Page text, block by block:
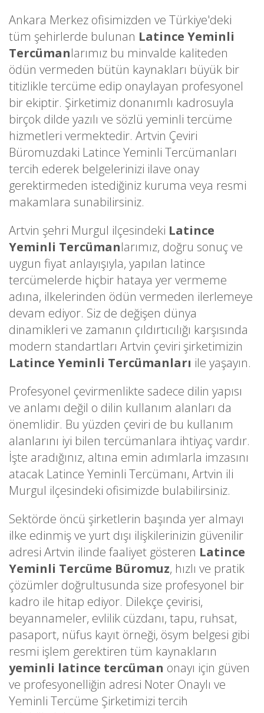
Ankara Merkez ofisimizden ve Türkiye'deki
tüm şehirlerde bulunan Latince Yeminli
Tercümanlarımız bu minvalde kaliteden
ödün vermeden bütün kaynakları büyük bir
titizlikle tercüme edip onaylayan profesyonel
bir ekiptir. Şirketimiz donanımlı kadrosuyla
birçok dilde yazılı ve sözlü yeminli tercüme
hizmetleri vermektedir. Artvin Çeviri
Büromuzdaki Latince Yeminli Tercümanları
tercih ederek belgelerinizi ilave onay
gerektirmeden istediğiniz kuruma veya resmi
makamlara sunabilirsiniz.
Artvin şehri Murgul ilçesindeki Latince
Yeminli Tercümanlarımız, doğru sonuç ve
uygun fiyat anlayışıyla, yapılan latince
tercümelerde hiçbir hataya yer vermeme
adına, ilkelerinden ödün vermeden ilerlemeye
devam ediyor. Siz de değişen dünya
dinamikleri ve zamanın çıldırtıcılığı karşısında
modern standartları Artvin çeviri şirketimizin
Latince Yeminli Tercümanları ile yaşayın.
Profesyonel çevirmenlikte sadece dilin yapısı
ve anlamı değil o dilin kullanım alanları da
önemlidir. Bu yüzden çeviri de bu kullanım
alanlarını iyi bilen tercümanlara ihtiyaç vardır.
İşte aradığınız, altına emin adımlarla imzasını
atacak Latince Yeminli Tercümanı, Artvin ili
Murgul ilçesindeki ofisimizde bulabilirsiniz.
Sektörde öncü şirketlerin başında yer almayı
ilke edinmiş ve yurt dışı ilişkilerinizin güvenilir
adresi Artvin ilinde faaliyet gösteren Latince
Yeminli Tercüme Büromuz, hızlı ve pratik
çözümler doğrultusunda size profesyonel bir
kadro ile hitap ediyor. Dilekçe çevirisi,
beyannameler, evlilik cüzdanı, tapu, ruhsat,
pasaport, nüfus kayıt örneği, ösym belgesi gibi
resmi işlem gerektiren tüm kaynakların
yeminli latince tercüman onayı için güven
ve profesyonelliğin adresi Noter Onaylı ve
Yeminli Tercüme Şirketimizi tercih